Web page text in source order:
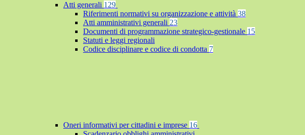
Atti generali 129
Riferimenti normativi su organizzazione e attività 38
Atti amministrativi generali 23
Documenti di programmazione strategico-gestionale 15
Statuti e leggi regionali
Codice disciplinare e codice di condotta 7
Oneri informativi per cittadini e imprese 16